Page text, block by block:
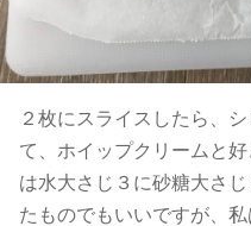
２枚にスライスしたら、
て、ホイップクリームと
は水大さじ３に砂糖大さ
たものでもいいですが、